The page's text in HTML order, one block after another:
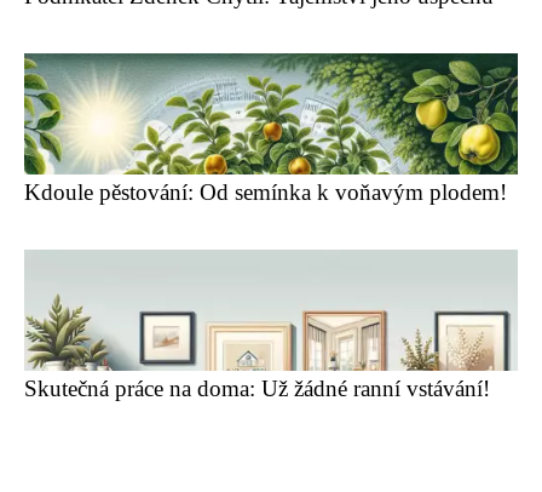
Kdoule pěstování: Od semínka k voňavým plodem!
Skutečná práce na doma: Už žádné ranní vstávání!